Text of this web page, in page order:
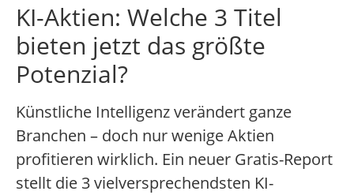
KI-Aktien: Welche 3 Titel
bieten jetzt das größte
Potenzial?
Künstliche Intelligenz verändert ganze
Branchen – doch nur wenige Aktien
profitieren wirklich. Ein neuer Gratis-Report
stellt die 3 vielversprechendsten KI-